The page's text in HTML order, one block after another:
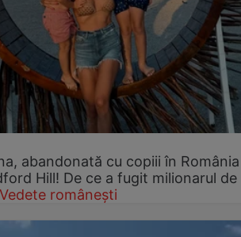
abandonată cu copiii în
Hill! De ce a fugit milionarul de
Vedete românești